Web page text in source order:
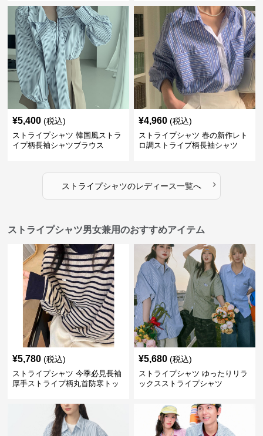
¥5,400 (税込)
ストライプシャツ 韓国風ストラ
イプ柄長袖シャツブラウス
¥4,960 (税込)
ストライプシャツ 春の新作レト
ロ調ストライプ柄長袖シャツ
ストライプシャツのレディース一覧へ ›
ストライプシャツ男女兼用のおすすめアイテム
¥5,780 (税込)
ストライプシャツ 今季必見長袖
厚手ストライプ柄丸首防寒トッ
¥5,680 (税込)
ストライプシャツ ゆったりリラ
ックスストライプシャツ